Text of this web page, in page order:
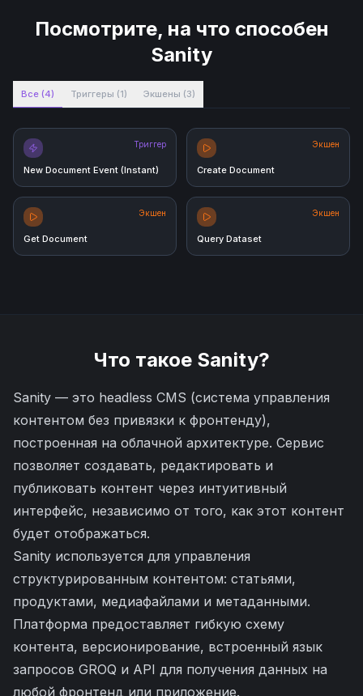
Посмотрите, на что способен
Sanity
Все (4) Триггеры (1) Экшены (3)
Триггер
New Document Event (Instant)
Экшен
Create Document
Экшен
Get Document
Экшен
Query Dataset
Что такое Sanity?
Sanity — это headless CMS (система управления
контентом без привязки к фронтенду),
построенная на облачной архитектуре. Сервис
позволяет создавать, редактировать и
публиковать контент через интуитивный
интерфейс, независимо от того, как этот контент
будет отображаться.
Sanity используется для управления
структурированным контентом: статьями,
продуктами, медиафайлами и метаданными.
Платформа предоставляет гибкую схему
контента, версионирование, встроенный язык
запросов GROQ и API для получения данных на
любой фронтенд или приложение.